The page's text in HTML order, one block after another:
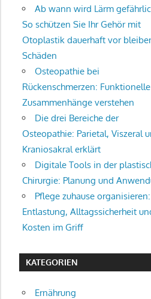
Ab wann wird Lärm
So schützen Sie Ihr Gehör mit
Otoplastik dauerhaft vor
Schäden
Osteopathie bei
Rückenschmerzen: Funktionelle
Zusammenhänge verstehen
Die drei Bereiche der
Osteopathie: Parietal, Viszeral
Kraniosakral erklärt
Digitale Tools in der
Chirurgie: Planung und
Pflege zuhause organisieren:
Entlastung, Alltagssicherheit
Kosten im Griff
KATEGORIEN
Ernährung